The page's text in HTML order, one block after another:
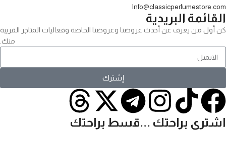
Info@classicperfumestore.com
القائمة البريدية
كن أول من يعرف عن أحدث عروضنا وعروضنا الخاصة وفعاليات المتاجر القريبة
منك.
إشترك
اشترى براحتك ...قسط براحتك